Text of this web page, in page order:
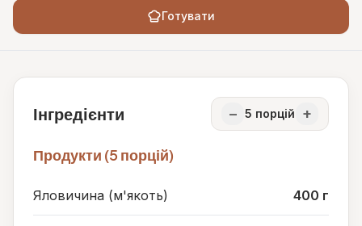
Готувати
Інгредієнти − 5 порцій +
Продукти (5 порцій)
Яловичина (м'якоть) 400 г